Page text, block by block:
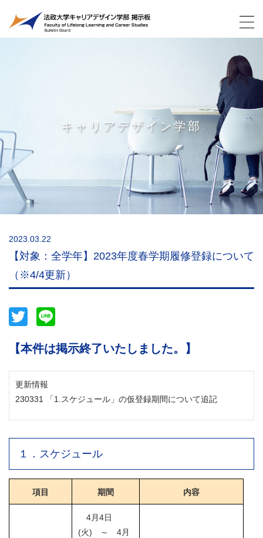
キャリアデザイン学部
2023.03.22
【対象：全学年】2023年度春学期履修登録について
（※4/4更新）
Twitter
【本件は掲示終了いたしました。】
更新情報
230331 「1.スケジュール」の仮登録期間について追記
１．スケジュール
項目 期間 内容
4月4日
(火) ～ 4月